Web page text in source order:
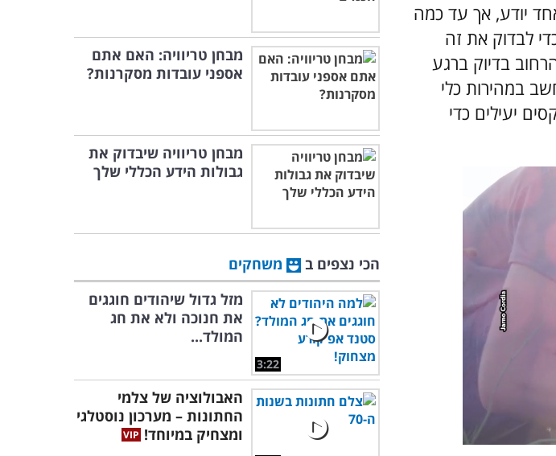
יודע, אך עד כמה
לבדוק את זה
בדיוק ברגע
במהירות כלי
יעילים כדי
מבחן טריוויה: האם אתם
אספני עובדות מסקרנות?
מבחן טריוויה שיבדוק את
גבולות הידע הכללי שלך
הכי נצפים ב משחקים
3:22
מזל גדול שיהודים חוגגים
את חנוכה ולא את חג
המולד...
האבולוציה של צלמי
החתונות – מערכון נוסטלגי
ומצחיק במיוחד!